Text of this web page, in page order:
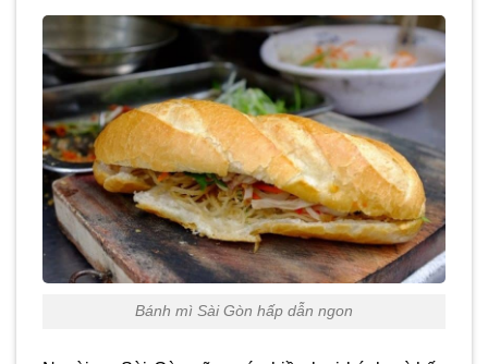
Bánh mì Sài Gòn hấp dẫn ngon